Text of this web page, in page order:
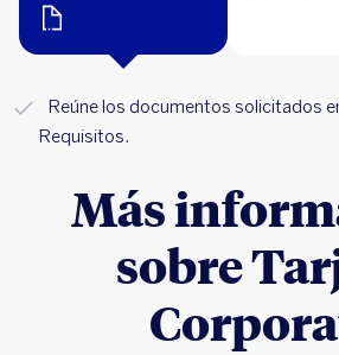
Reúne los documentos solicitados
Requisitos.
Más
sobre